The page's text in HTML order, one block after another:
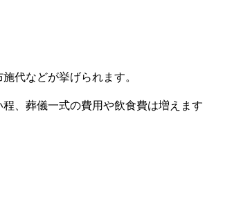
代などが挙げられます。
、葬儀一式の費用や飲食費は増えます